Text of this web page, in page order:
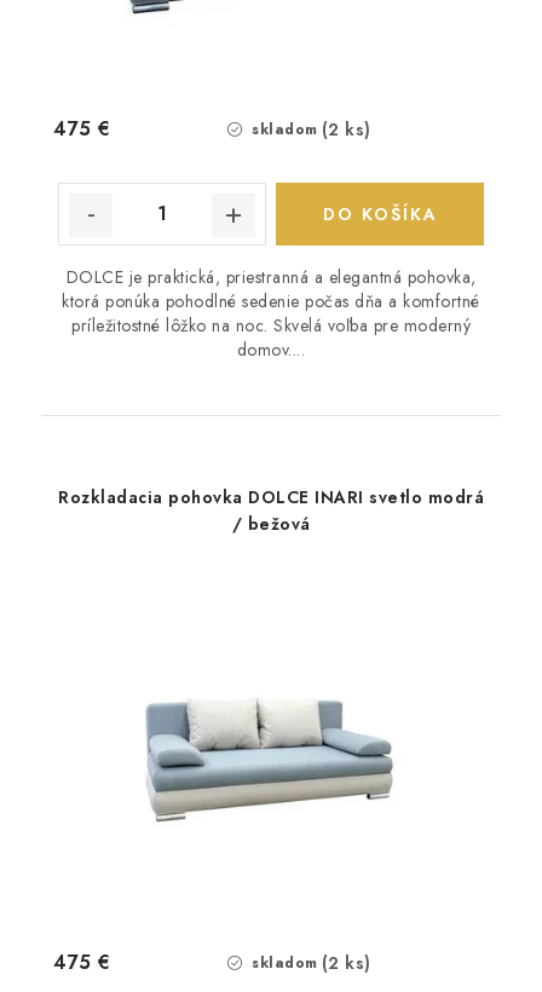
skladom (2 ks)
475 €
DO KOŠÍKA
DOLCE je praktická, priestranná a elegantná pohovka,
ktorá ponúka pohodlné sedenie počas dňa a komfortné
príležitostné lôžko na noc. Skvelá voľba pre moderný
domov....
Rozkladacia pohovka DOLCE INARI svetlo modrá
/ bežová
skladom (2 ks)
475 €